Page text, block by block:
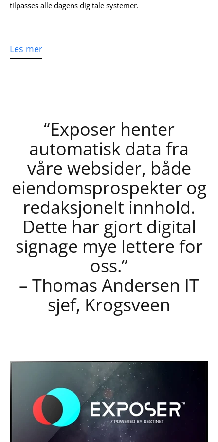
tilpasses alle dagens digitale systemer.
“Exposer henter
automatisk data fra
våre websider, både
eiendomsprospekter og
redaksjonelt innhold.
Dette har gjort digital
signage mye lettere for
oss.”
– Thomas Andersen IT
sjef, Krogsveen